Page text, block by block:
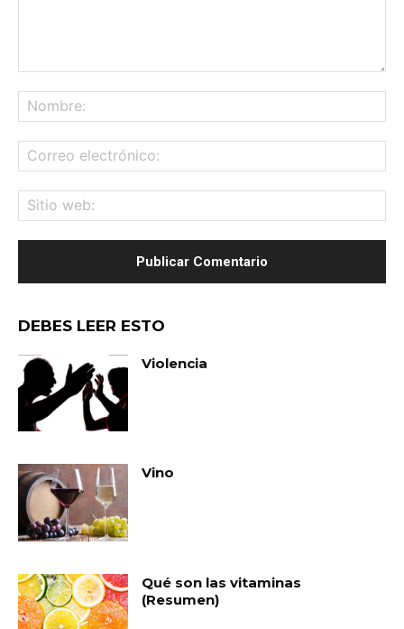
DEBES LEER ESTO
Violencia
Vino
Qué son las vitaminas
(Resumen)